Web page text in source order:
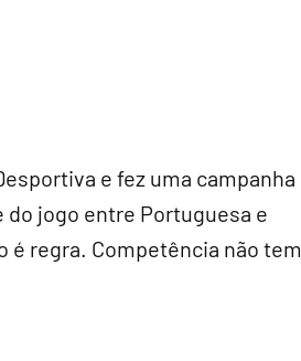
e fez uma campanha
do jogo entre Portuguesa e
é regra. Competência não tem